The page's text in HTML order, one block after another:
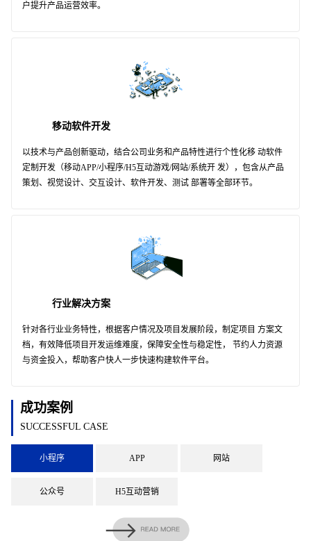
户提升产品运营效率。
移动软件开发
以技术与产品创新驱动，结合公司业务和产品特性进行个性化移 动软件
定制开发（移动APP/小程序/H5互动游戏/网站/系统开 发），包含从产品
策划、视觉设计、交互设计、软件开发、测试 部署等全部环节。
行业解决方案
针对各行业业务特性，根据客户情况及项目发展阶段，制定项目 方案文
档，有效降低项目开发运维难度，保障安全性与稳定性， 节约人力资源
与资金投入，帮助客户快人一步快速构建软件平台。
成功案例
SUCCESSFUL CASE
小程序 APP 网站
公众号 H5互动营销